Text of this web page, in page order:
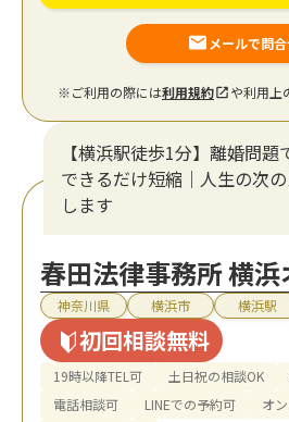
メールで問
※ご利用の際には利用規約 や利用上
【横浜駅徒歩1分】離婚問
できるだけ短縮｜人生の次
します
春田法律事務所 横浜
神奈川県 横浜市 横浜駅
初回相談無料
19時以降TEL可 土日祝の相談OK
電話相談可
LINEでの予約可
オ